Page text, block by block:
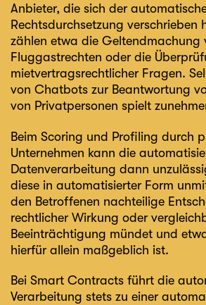
Anbieter, die sich der
Rechtsdurchsetzung verschrieben
zählen etwa die Geltendmachung
Fluggastrechten oder die
mietvertragsrechtlicher Fragen.
von Chatbots zur Beantwortung
von Privatpersonen spielt
Beim Scoring und Profiling durch
Unternehmen kann die
Datenverarbeitung dann
diese in automatisierter Form
den Betroffenen nachteilige
rechtlicher Wirkung oder
Beeinträchtigung mündet und
hierfür allein maßgeblich ist.
Bei Smart Contracts führt die
Verarbeitung stets zu einer